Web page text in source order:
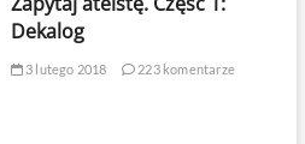
Dekalog
3 lutego 2018 223 komentarze